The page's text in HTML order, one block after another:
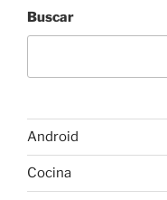
e
b
o
k
A
p
Buscar
Android
Cocina